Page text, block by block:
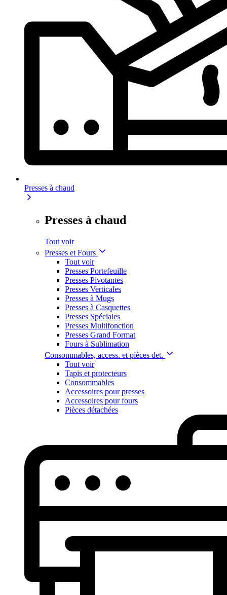
Presses à chaud
Presses à chaud
Tout voir
Presses et Fours
Tout voir
Presses Portefeuille
Presses Pivotantes
Presses Verticales
Presses à Mugs
Presses à Casquettes
Presses Spéciales
Presses Multifonction
Presses Grand Format
Fours à Sublimation
Consommables, access. et pièces det.
Tout voir
Tapis et protecteurs
Consommables
Accessoires pour presses
Accessoires pour fours
Pièces détachées